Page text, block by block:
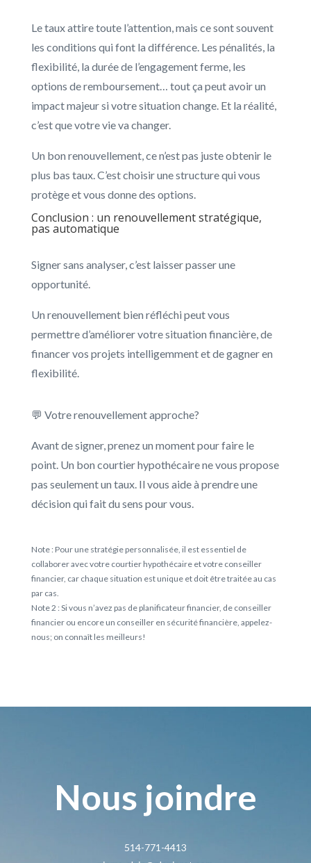
Le taux attire toute l’attention, mais ce sont souvent
les conditions qui font la différence. Les pénalités, la
flexibilité, la durée de l’engagement ferme, les
options de remboursement… tout ça peut avoir un
impact majeur si votre situation change. Et la réalité,
c’est que votre vie va changer.
Un bon renouvellement, ce n’est pas juste obtenir le
plus bas taux. C’est choisir une structure qui vous
protège et vous donne des options.
Conclusion : un renouvellement stratégique,
pas automatique
Signer sans analyser, c’est laisser passer une
opportunité.
Un renouvellement bien réfléchi peut vous
permettre d’améliorer votre situation financière, de
financer vos projets intelligemment et de gagner en
flexibilité.
💬 Votre renouvellement approche?
Avant de signer, prenez un moment pour faire le
point. Un bon courtier hypothécaire ne vous propose
pas seulement un taux. Il vous aide à prendre une
décision qui fait du sens pour vous.
Note : Pour une stratégie personnalisée, il est essentiel de
collaborer avec votre courtier hypothécaire et votre conseiller
financier, car chaque situation est unique et doit être traitée au cas
par cas.
Note 2 : Si vous n’avez pas de planificateur financier, de conseiller
financier ou encore un conseiller en sécurité financière, appelez-
nous; on connaît les meilleurs!
Nous joindre
514-771-4413